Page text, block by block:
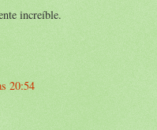
increíble.
20:54